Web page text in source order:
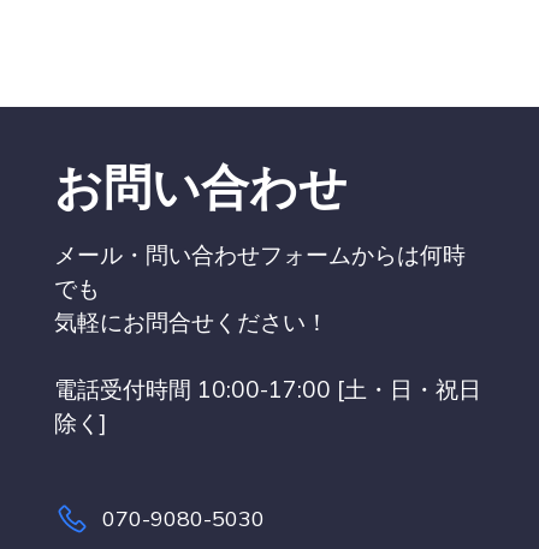
お問い合わせ
メール・問い合わせフォームからは何時
でも
気軽にお問合せください！
電話受付時間 10:00-17:00 [土・日・祝日
除く]
070-9080-5030